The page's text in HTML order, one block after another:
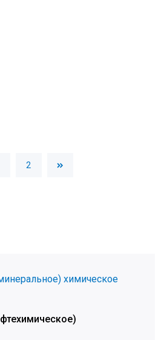
2
химическое